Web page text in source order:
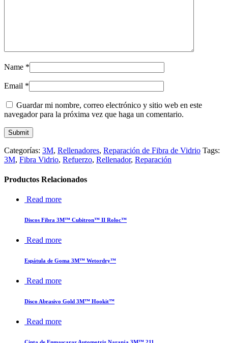
Name *
Email *
Guardar mi nombre, correo electrónico y sitio web en este
navegador para la próxima vez que haga un comentario.
Categorías: 3M, Rellenadores, Reparación de Fibra de Vidrio Tags:
3M, Fibra Vidrio, Refuerzo, Rellenador, Reparación
Productos Relacionados
Read more
Discos Fibra 3M™ Cubitron™ II Roloc™
Read more
Espátula de Goma 3M™ Wetordry™
Read more
Disco Abrasivo Gold 3M™ Hookit™
Read more